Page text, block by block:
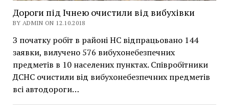
Дороги під Ічнею очистили від вибухівки
BY ADMIN ON 12.10.2018
З початку робіт в районі НС відпрацьовано 144
заявки, вилучено 576 вибухонебезпечних
предметів в 10 населених пунктах. Співробітники
ДСНС очистили від вибухонебезпечних предметів
всі автодороги…